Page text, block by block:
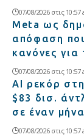
07/08/2026 στις 10:57
Meta ως
απόφαση
κανόνες για
07/08/2026 στις 10:57
AI ρεκόρ
$83 δισ.
σε έναν μήνα
07/08/2026 στις 10:57